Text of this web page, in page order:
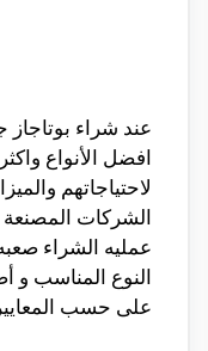
عند شراء بوتاجاز
افضل الأنواع
لاحتياجاتهم
الشركات المصنعة
عمليه الشراء
النوع المناسب و
على حسب